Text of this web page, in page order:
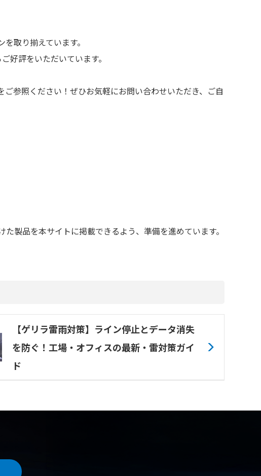
取り揃えています。
好評をいただいています。
参照ください！ぜひお気軽にお問い合わせいただき、ご自
製品を本サイトに掲載できるよう、準備を進めています。
【ゲリラ雷雨対策】ライン停止とデータ消失
を防ぐ！工場・オフィスの最新・雷対策ガイ
ド